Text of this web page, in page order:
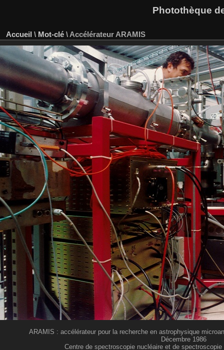
Photothèque
Accueil \ Mot-clé \ Accélérateur ARAMIS
ARAMIS : accélérateur pour la recherche en astrophysique
Décembre 1986
Centre de spectroscopie nucléaire et de